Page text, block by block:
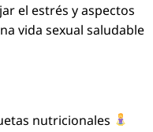
el estrés y aspectos
vida sexual saludable
nutricionales